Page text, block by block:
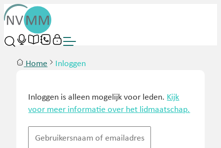
Home Inloggen
Inloggen is alleen mogelijk voor leden. Kijk
voor meer informatie over het lidmaatschap.